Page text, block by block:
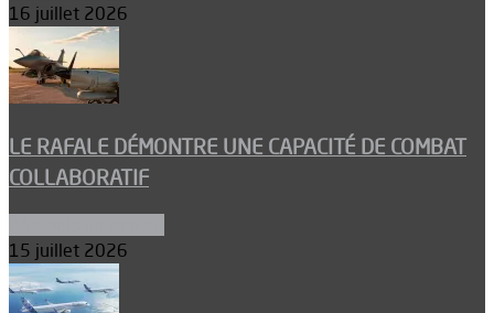
16 juillet 2026
LE RAFALE DÉMONTRE UNE CAPACITÉ DE COMBAT
COLLABORATIF
15 juillet 2026